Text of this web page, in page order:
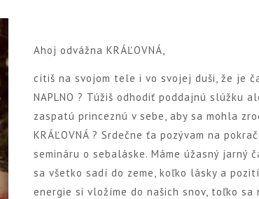
Ahoj odvážna KRÁĽOVNÁ,
cítiš na svojom tele i vo svojej duši, že je
NAPLNO ? Túžiš odhodiť poddajnú slúžku
zaspatú princeznú v sebe, aby sa mohla
KRÁĽOVNÁ ? Srdečne ťa pozývam na
semináru o sebaláske. Máme úžasný jarný
sa všetko sadí do zeme, koľko lásky a
energie si vložíme do našich snov, toľko sa